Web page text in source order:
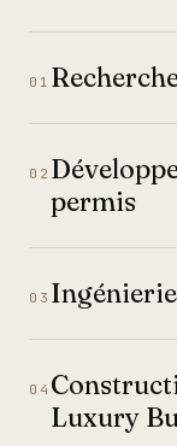
01
02
permis
03
04
Luxury